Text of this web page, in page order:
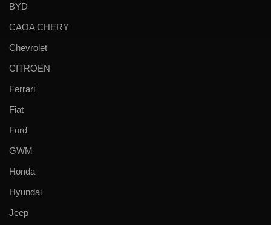
BYD
CAOA CHERY
Chevrolet
CITROEN
Ferrari
Fiat
Ford
GWM
Honda
Hyundai
Jeep